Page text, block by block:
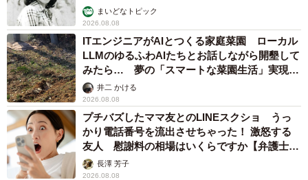
む」まいどなトピック
2026.08.08
ITエンジニアがAIとつくる家庭菜園 ローカル
LLMのゆるふわAIたちとお話しながら開墾して
みたら… 夢の「スマートな菜園生活」実現な
るか井二 かける
2026.08.08
プチバズしたママ友とのLINEスクショ うっ
かり電話番号を流出させちゃった！ 激怒する
友人 慰謝料の相場はいくらですか【弁護士が
解説】長澤 芳子
2026.08.08